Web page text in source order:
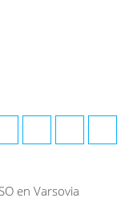
en Varsovia